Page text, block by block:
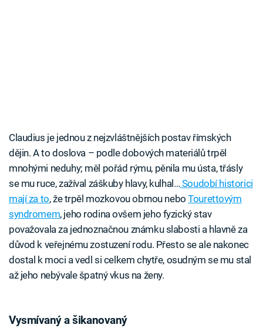
Claudius je jednou z nejzvláštnějších postav římských
dějin. A to doslova – podle dobových materiálů trpěl
mnohými neduhy; měl pořád rýmu, pěnila mu ústa, třásly
se mu ruce, zažíval záškuby hlavy, kulhal… Soudobí historici
mají za to, že trpěl mozkovou obrnou neboTourettovým
syndromem, jeho rodina ovšem jeho fyzický stav
považovala za jednoznačnou známku slabosti a hlavně za
důvod k veřejnému zostuzení rodu. Přesto se ale nakonec
dostal k moci a vedl si celkem chytře, osudným se mu stal
až jeho nebývale špatný vkus na ženy.
Vysmívaný a šikanovaný